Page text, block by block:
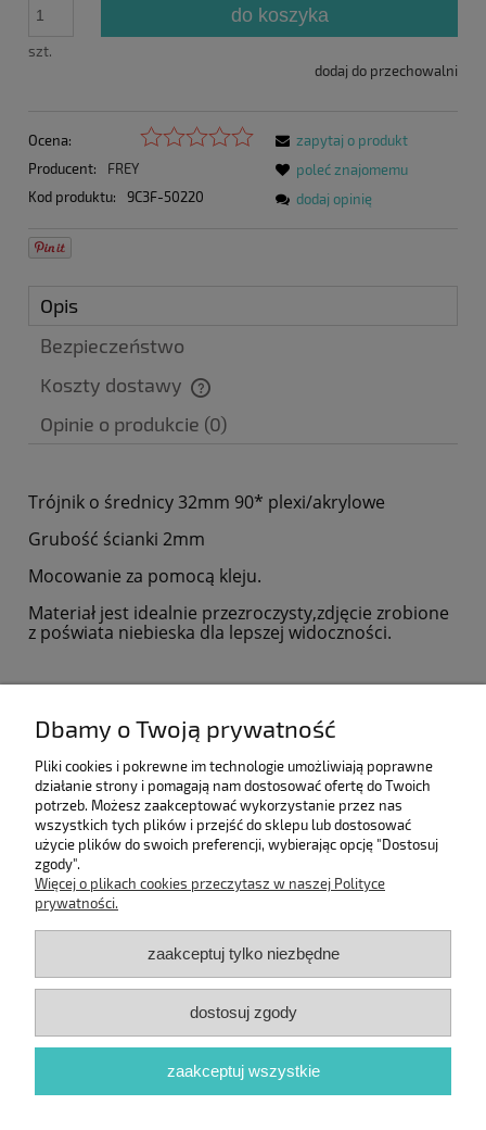
szt.
do koszyka
dodaj do przechowalni
Ocena:
Producent:
FREY
Kod produktu:
9C3F-50220
zapytaj o produkt
poleć znajomemu
dodaj opinię
Opis
Bezpieczeństwo
Koszty dostawy
Cena nie zawiera ewentualnych kosztów płatności
Opinie o produkcie (0)
Trójnik o średnicy 32mm 90* plexi/akrylowe
Grubość ścianki 2mm
Mocowanie za pomocą kleju.
Materiał jest idealnie przezroczysty,zdjęcie zrobione
z poświata niebieska dla lepszej widoczności.
Moje konto
Informacje
Dbamy o Twoją prywatność
Pliki cookies i pokrewne im technologie umożliwiają poprawne
działanie strony i pomagają nam dostosować ofertę do Twoich
potrzeb. Możesz zaakceptować wykorzystanie przez nas
wszystkich tych plików i przejść do sklepu lub dostosować
użycie plików do swoich preferencji, wybierając opcję "Dostosuj
zgody".
Więcej o plikach cookies przeczytasz w naszej Polityce
prywatności.
zaakceptuj tylko niezbędne
dostosuj zgody
zaakceptuj wszystkie